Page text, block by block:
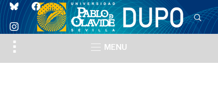
blueskyfacebook
instagram
Toggle
sidebar
MENU